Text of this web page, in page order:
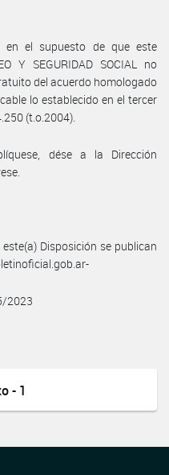
en el supuesto de que este
Y SEGURIDAD SOCIAL no
del acuerdo homologado
lo establecido en el tercer
(t.o.2004).
dése a la Dirección
Disposición se publican
2023
- 1